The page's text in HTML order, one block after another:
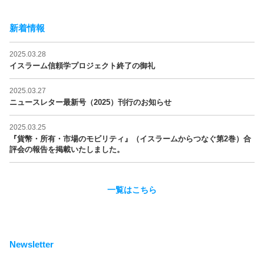
新着情報
2025.03.28
イスラーム信頼学プロジェクト終了の御礼
2025.03.27
ニュースレター最新号（2025）刊行のお知らせ
2025.03.25
『貨幣・所有・市場のモビリティ』（イスラームからつなぐ第2巻）合
評会の報告を掲載いたしました。
一覧はこちら
Newsletter